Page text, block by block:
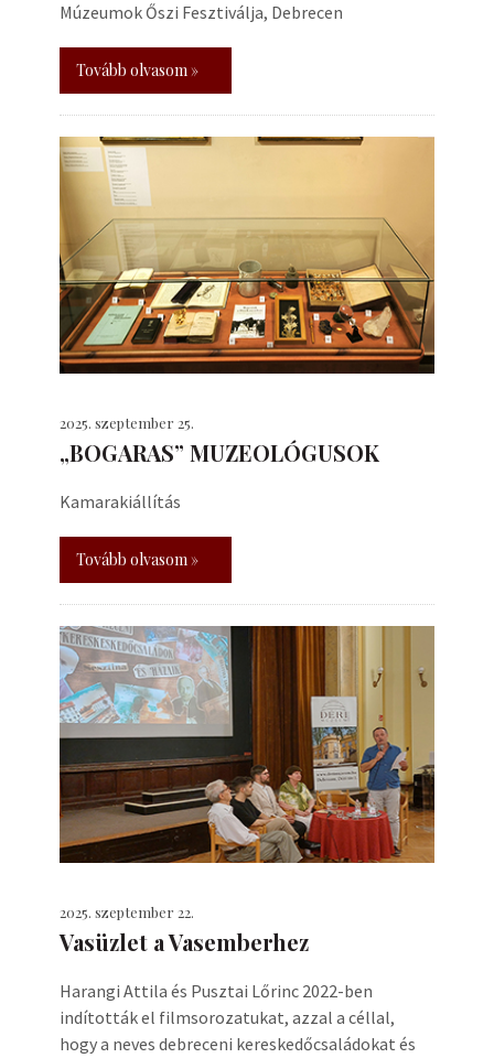
Múzeumok Őszi Fesztiválja, Debrecen
Tovább olvasom »
2025. szeptember 25.
„BOGARAS” MUZEOLÓGUSOK
Kamarakiállítás
Tovább olvasom »
2025. szeptember 22.
Vasüzlet a Vasemberhez
Harangi Attila és Pusztai Lőrinc 2022-ben
indították el filmsorozatukat, azzal a céllal,
hogy a neves debreceni kereskedőcsaládokat és